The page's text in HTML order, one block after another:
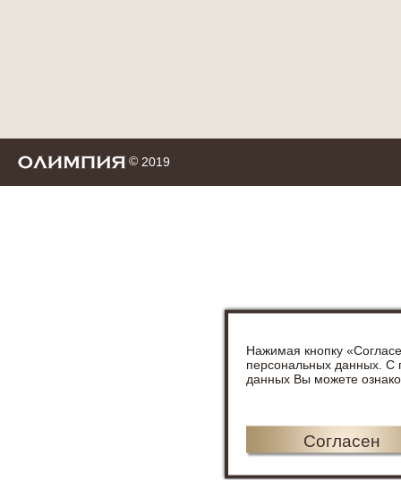
Нажимая кнопку
персональных данных. С
данных Вы можете
Согласен
© 2019